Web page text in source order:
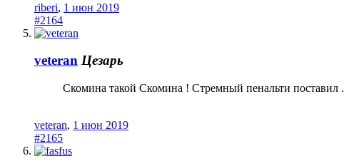
riberi, 1 июн 2019
#2164
veteran Цезарь
Скомина такой Скомина ! Стремный пенальти поставил .
veteran, 1 июн 2019
#2165